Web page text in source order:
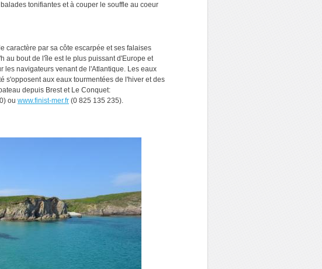
tonifiantes et à couper le souffle au coeur
caractère par sa côte escarpée et ses falaises
au bout de l'île est le plus puissant d'Europe et
les navigateurs venant de l'Atlantique. Les eaux
s'opposent aux eaux tourmentées de l'hiver et des
depuis Brest et Le Conquet:
ou www.finist-mer.fr (0 825 135 235).